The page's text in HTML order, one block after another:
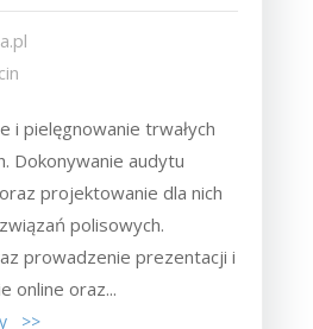
i pielęgnowanie trwałych
Dokonywanie audytu
projektowanie dla nich
polisowych.
prowadzenie prezentacji i
online oraz...
>>